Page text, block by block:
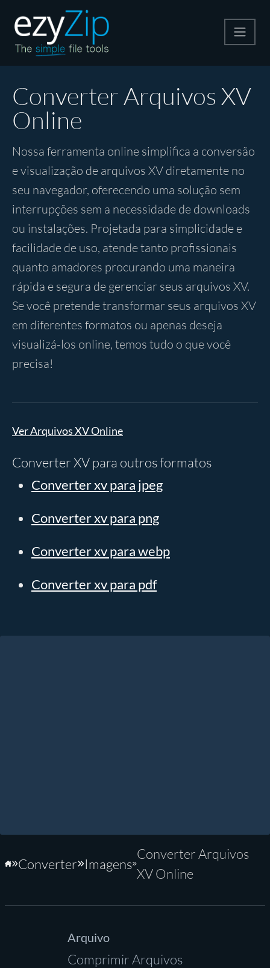
Descompactar
Converter
Outras Ferramentas
Converter Arquivos XV
Online
Nossa ferramenta online simplifica a conversão
e visualização de arquivos XV diretamente no
seu navegador, oferecendo uma solução sem
interrupções sem a necessidade de downloads
ou instalações. Projetada para simplicidade e
facilidade de uso, atende tanto profissionais
quanto amadores procurando uma maneira
rápida e segura de gerenciar seus arquivos XV.
Se você pretende transformar seus arquivos XV
em diferentes formatos ou apenas deseja
visualizá-los online, temos tudo o que você
precisa!
Ver Arquivos XV Online
Converter XV para outros formatos
Converter xv para jpeg
Converter xv para png
Converter xv para webp
Converter xv para pdf
Início
Converter Imagens
Converter Arquivos
XV Online
Arquivo
Comprimir Arquivos